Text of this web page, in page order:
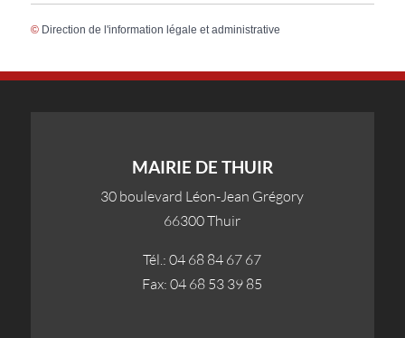
© Direction de l'information légale et administrative
MAIRIE DE THUIR
30 boulevard Léon-Jean Grégory
66300 Thuir
Tél.: 04 68 84 67 67
Fax: 04 68 53 39 85